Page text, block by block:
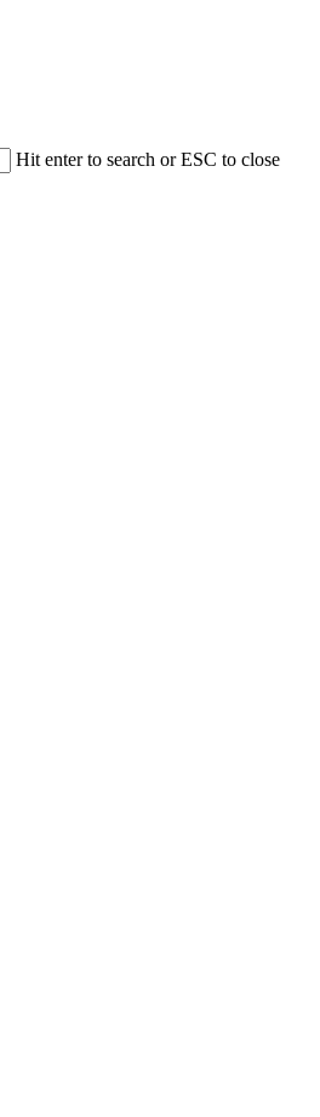
Hit enter to search or ESC to close